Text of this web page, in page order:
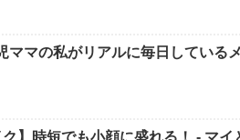
マの私がリアルに毎日しているメイ